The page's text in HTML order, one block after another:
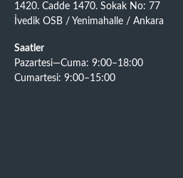
1420. Cadde 1470. Sokak No: 77
İvedik OSB / Yenimahalle / Ankara
Saatler
Pazartesi—Cuma: 9:00–18:00
Cumartesi: 9:00–15:00